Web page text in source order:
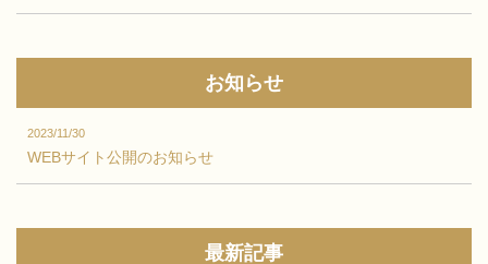
お知らせ
2023/11/30
WEBサイト公開のお知らせ
最新記事